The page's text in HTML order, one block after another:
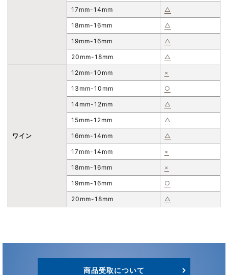
17mm-14mm △
18mm-16mm △
19mm-16mm △
20mm-18mm △
ワイン
12mm-10mm ×
13mm-10mm ○
14mm-12mm △
15mm-12mm △
16mm-14mm △
17mm-14mm ×
18mm-16mm ×
19mm-16mm ○
20mm-18mm △
商品受取について